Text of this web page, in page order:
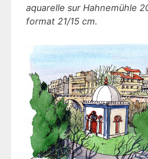
aquarelle sur Hahnemühle
format 21/15 cm.